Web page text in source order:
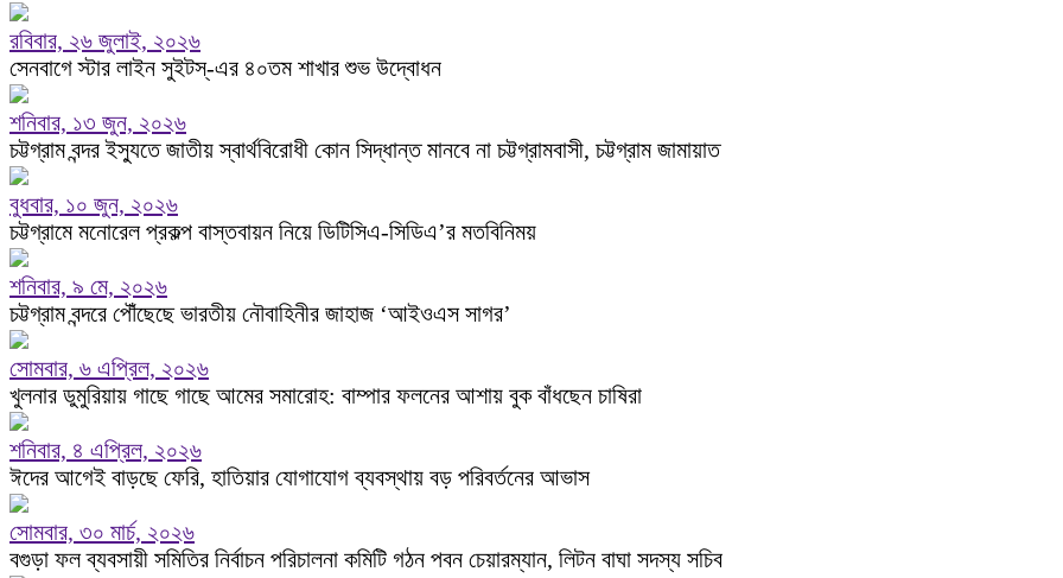
রবিবার, ২৬ জুলাই, ২০২৬
সেনবাগে স্টার লাইন সুইটস্-এর ৪০তম শাখার শুভ উদ্বোধন
শনিবার, ১৩ জুন, ২০২৬
চট্টগ্রাম বন্দর ইস্যুতে জাতীয় স্বার্থবিরোধী কোন সিদ্ধান্ত মানবে না চট্টগ্রামবাসী, চট্টগ্রাম জামায়াত
বুধবার, ১০ জুন, ২০২৬
চট্টগ্রামে মনোরেল প্রকল্প বাস্তবায়ন নিয়ে ডিটিসিএ-সিডিএ’র মতবিনিময়
শনিবার, ৯ মে, ২০২৬
চট্টগ্রাম বন্দরে পৌঁছেছে ভারতীয় নৌবাহিনীর জাহাজ ‘আইওএস সাগর’
সোমবার, ৬ এপ্রিল, ২০২৬
খুলনার ডুমুরিয়ায় গাছে গাছে আমের সমারোহ: বাম্পার ফলনের আশায় বুক বাঁধছেন চাষিরা
শনিবার, ৪ এপ্রিল, ২০২৬
ঈদের আগেই বাড়ছে ফেরি, হাতিয়ার যোগাযোগ ব্যবস্থায় বড় পরিবর্তনের আভাস
সোমবার, ৩০ মার্চ, ২০২৬
বগুড়া ফল ব্যবসায়ী সমিতির নির্বাচন পরিচালনা কমিটি গঠন পবন চেয়ারম্যান, লিটন বাঘা সদস্য সচিব